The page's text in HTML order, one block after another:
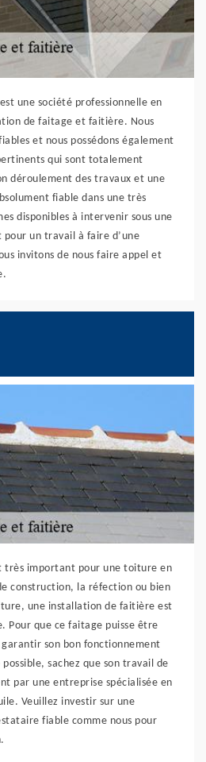
une société professionnelle en
de faitage et faitière. Nous
et nous possédons également
qui sont totalement
déroulement des travaux et une
fiable dans une très
disponibles à intervenir sous une
un travail à faire d’une
invitons de nous faire appel et
très important pour une toiture en
construction, la réfection ou bien
une installation de faitière est
Pour que ce faitage puisse être
son bon fonctionnement
sachez que son travail de
par une entreprise spécialisée en
Veuillez investir sur une
fiable comme nous pour